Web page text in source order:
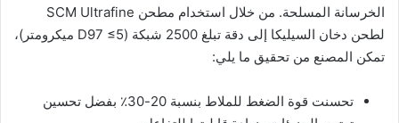
الخرسانة المسلحة. من خلال استخدام مطحن SCM Ultrafine
لطحن دخان السيليكا إلى دقة تبلغ 2500 شبكة (D97 ≤5 ميكرومتر)،
تمكن المصنع من تحقيق ما يلي:
تحسنت قوة الضغط للملاط بنسبة 20-30٪ بفضل تحسين